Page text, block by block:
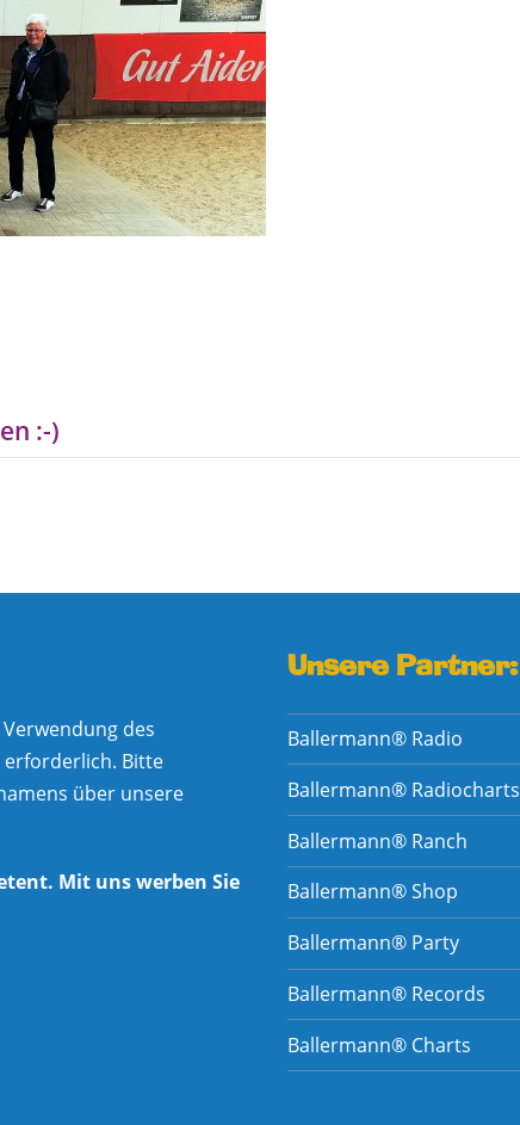
:-)
des
erforderlich. Bitte
über unsere
Mit uns werben Sie
Unsere Partner:
Ballermann® Radio
Ballermann® Radiocharts
Ballermann® Ranch
Ballermann® Shop
Ballermann® Party
Ballermann® Records
Ballermann® Charts